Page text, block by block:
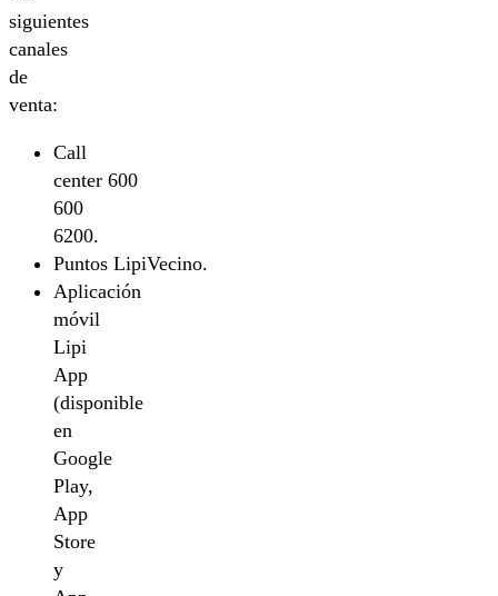
siguientes
canales
de
venta:
Call
center 600
600
6200.
Puntos LipiVecino.
Aplicación
móvil
Lipi
App
(disponible
en
Google
Play,
App
Store
y